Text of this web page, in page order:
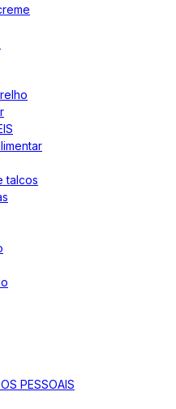
talcos
PESSOAIS